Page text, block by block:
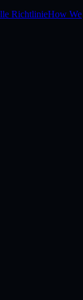
RichtlinieHow We